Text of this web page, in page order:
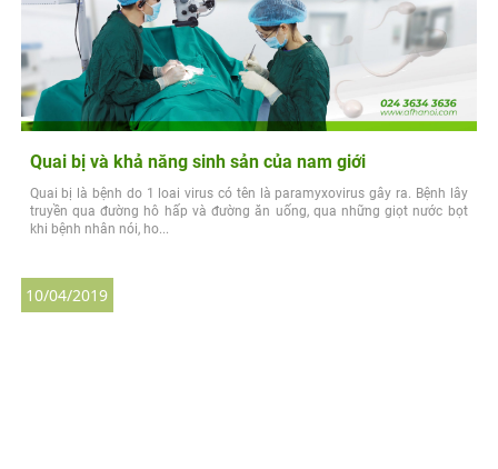
Quai bị và khả năng sinh sản của nam giới
Quai bị là bệnh do 1 loai virus có tên là paramyxovirus gây ra. Bệnh lây
truyền qua đường hô hấp và đường ăn uống, qua những giọt nước bọt
khi bệnh nhân nói, ho...
10/04/2019